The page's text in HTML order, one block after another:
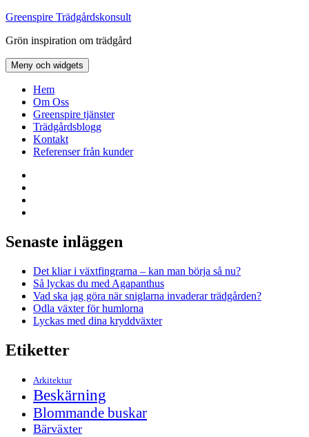
Hoppa
innehåll
Greenspire Trädgårdskonsult
Grön inspiration om trädgård
Meny och widgets
Hem
Om Oss
Greenspire tjänster
Trädgårdsblogg
Kontakt
Referenser från kunder
Senaste inläggen
Det kliar i växtfingrarna – kan man börja så nu?
Så lyckas du med Agapanthus
Vad ska jag göra när sniglarna invaderar trädgården?
Odla växter för humlorna
Lyckas med dina kryddväxter
Etiketter
Arkitektur
Beskärning
Blommande buskar
Bärväxter